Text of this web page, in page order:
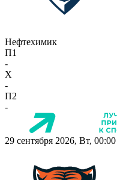
Нефтехимик
П1
-
X
-
П2
-
29 сентября 2026, Вт, 00:00